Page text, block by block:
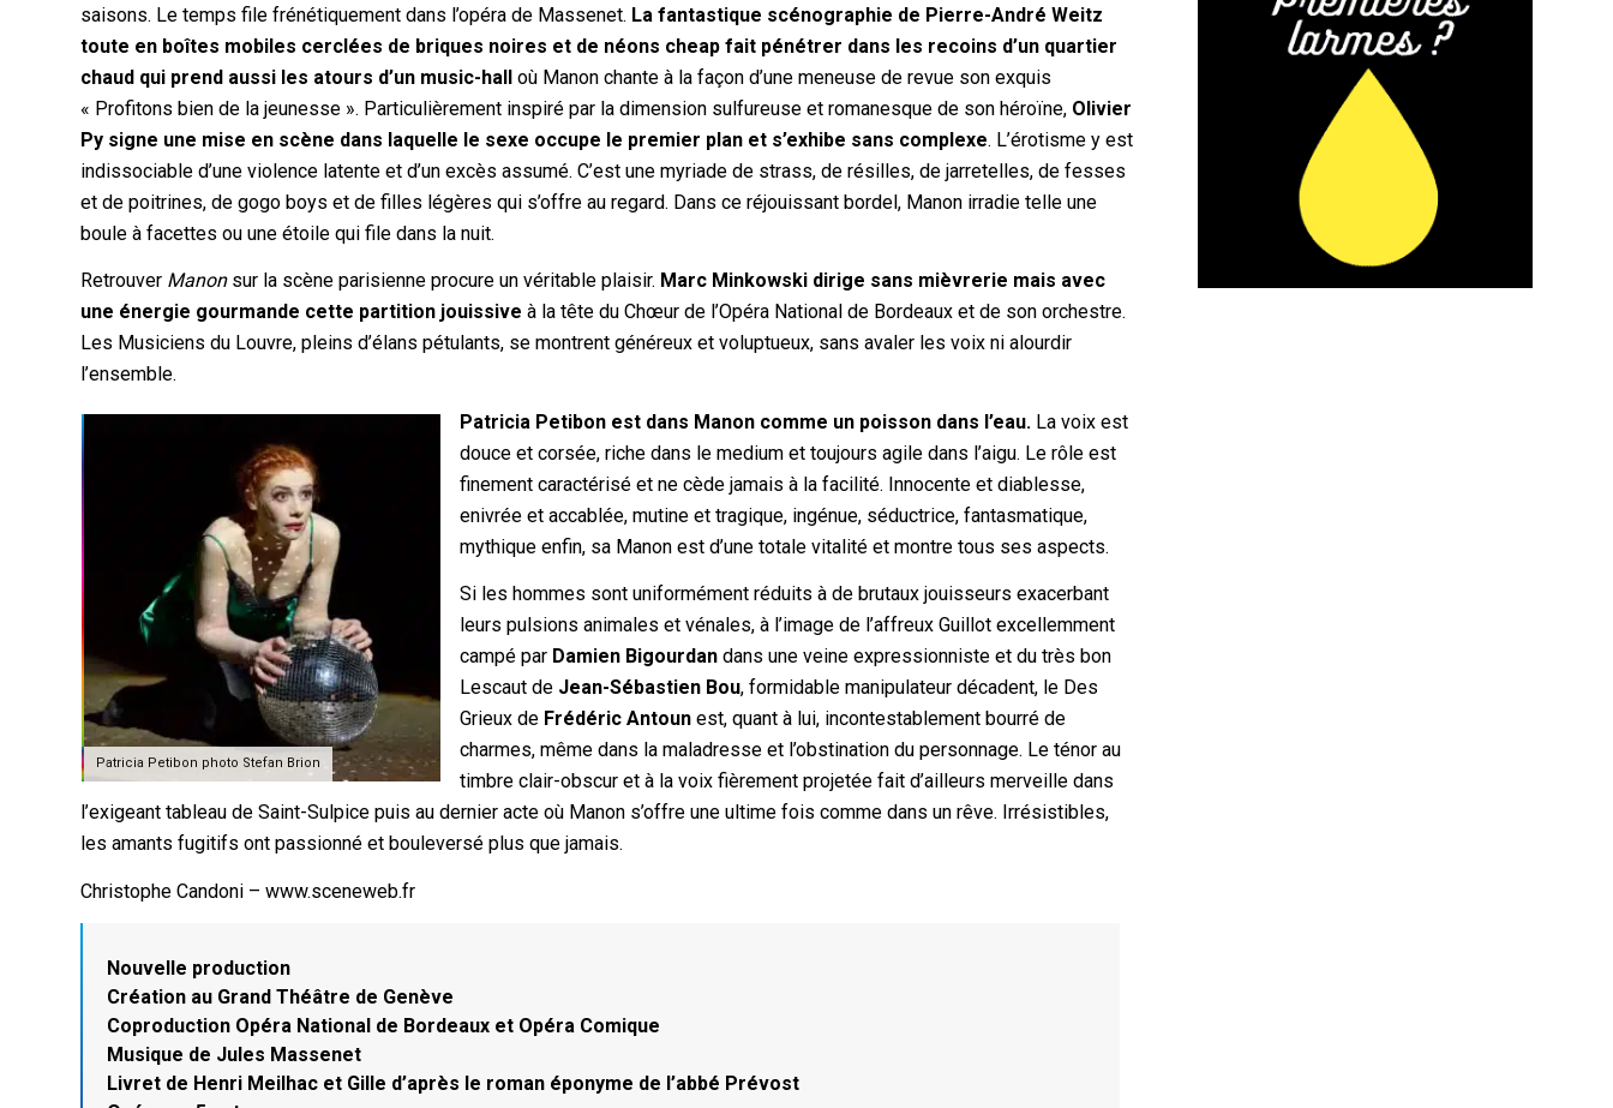
saisons. Le temps file frénétiquement dans l’opéra de Massenet. La fantastique scénographie de Pierre-André Weitz
toute en boîtes mobiles cerclées de briques noires et de néons cheap fait pénétrer dans les recoins d’un quartier
chaud qui prend aussi les atours d’un music-hall où Manon chante à la façon d’une meneuse de revue son exquis
« Profitons bien de la jeunesse ». Particulièrement inspiré par la dimension sulfureuse et romanesque de son héroïne, Olivier
Py signe une mise en scène dans laquelle le sexe occupe le premier plan et s’exhibe sans complexe. L’érotisme y est
indissociable d’une violence latente et d’un excès assumé. C’est une myriade de strass, de résilles, de jarretelles, de fesses
et de poitrines, de gogo boys et de filles légères qui s’offre au regard. Dans ce réjouissant bordel, Manon irradie telle une
boule à facettes ou une étoile qui file dans la nuit.
Retrouver Manonsur la scène parisienne procure un véritable plaisir. Marc Minkowski dirige sans mièvrerie mais avec
une énergie gourmande cette partition jouissive à la tête du Chœur de l’Opéra National de Bordeaux et de son orchestre.
Les Musiciens du Louvre, pleins d’élans pétulants, se montrent généreux et voluptueux, sans avaler les voix ni alourdir
l’ensemble.
Patricia Petibon photo Stefan Brion
Patricia Petibon est dans Manon comme un poisson dans l’eau. La voix est
douce et corsée, riche dans le medium et toujours agile dans l’aigu. Le rôle est
finement caractérisé et ne cède jamais à la facilité. Innocente et diablesse,
enivrée et accablée, mutine et tragique, ingénue, séductrice, fantasmatique,
mythique enfin, sa Manon est d’une totale vitalité et montre tous ses aspects.
Si les hommes sont uniformément réduits à de brutaux jouisseurs exacerbant
leurs pulsions animales et vénales, à l’image de l’affreux Guillot excellemment
campé par Damien Bigourdan dans une veine expressionniste et du très bon
Lescaut de Jean-Sébastien Bou, formidable manipulateur décadent, le Des
Grieux de Frédéric Antoun est, quant à lui, incontestablement bourré de
charmes, même dans la maladresse et l’obstination du personnage. Le ténor au
timbre clair-obscur et à la voix fièrement projetée fait d’ailleurs merveille dans
l’exigeant tableau de Saint-Sulpice puis au dernier acte où Manon s’offre une ultime fois comme dans un rêve. Irrésistibles,
les amants fugitifs ont passionné et bouleversé plus que jamais.
Christophe Candoni – www.sceneweb.fr
Nouvelle production
Création au Grand Théâtre de Genève
Coproduction Opéra National de Bordeaux et Opéra Comique
Musique de Jules Massenet
Livret de Henri Meilhac et Gille d’après le roman éponyme de l’abbé Prévost